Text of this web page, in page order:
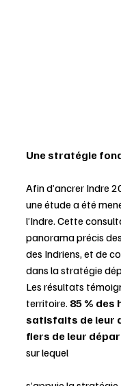
Une stratégie
Afin d’ancrer Indre
une étude a été
l’Indre. Cette
panorama précis
des Indriens, et de
dans la stratégie
Les résultats
territoire. 85 %
satisfaits de leur
fiers de leur
sur lequel